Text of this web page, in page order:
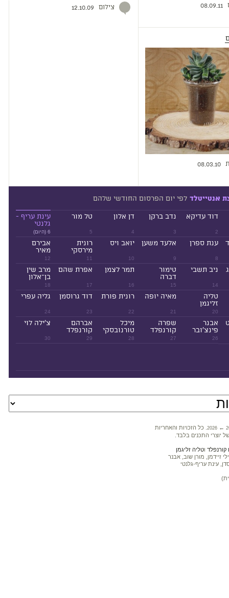
08.09.11
08.03.10
צילום 12.10.09
אנטייטלד לפי יום הפרסום החודשי שלהם
2
דוד עדיקא
3
נדב ברקן
4
דן אלון
5
טל מור
6 (היום)
עינת עריף -
גלנטי
8
ענת ספרן
9
אלעד משען
10
יואב ויס
11
רונית
מירסקי
12
אבירם
מאיר
14
ניב תשבי
15
טימור
דברה
16
תמר לצמן
17
אפרת שהם
18
מרב שין
בן־אלון
20
טליה
זליגמן
21
מאיה יופה
22
רונית פורת
23
דוד גרוסמן
24
גליה עפרי
26
אבנר
פינצ'ובר
27
שפרה
קורנפלד
28
מיכל
טורנובסקי
29
אברהם
קורנפלד
30
צ'ילה לוי
2026 ←
. כל הזכויות והאחריות
יוצרי התכנים בלבד.
וטליה זליגמן
זיידמן, מורן שוב, אבנר
עינת עריף-גלנטי